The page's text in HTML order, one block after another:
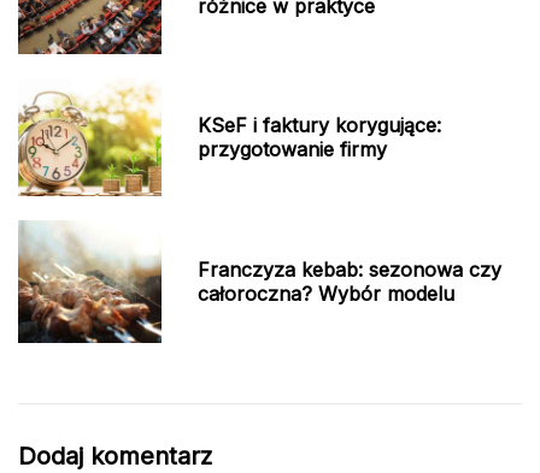
różnice w praktyce
KSeF i faktury korygujące:
przygotowanie firmy
Franczyza kebab: sezonowa czy
całoroczna? Wybór modelu
Dodaj komentarz